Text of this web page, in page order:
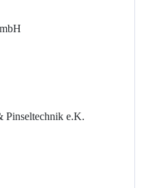
Pinseltechnik e.K.